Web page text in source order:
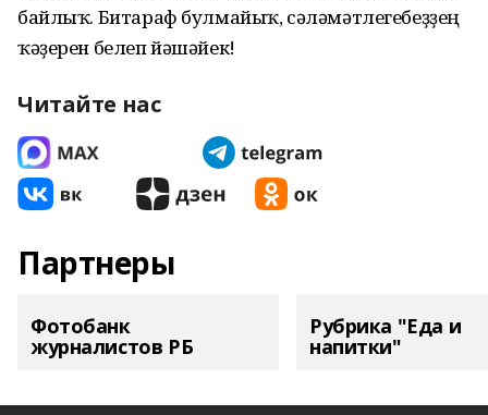
байлыҡ. Битараф булмайыҡ, сәләмәтлегебеҙҙең
ҡәҙерен белеп йәшәйек!
Читайте нас
Партнеры
Фотобанк
журналистов РБ
Рубрика "Еда и
напитки"